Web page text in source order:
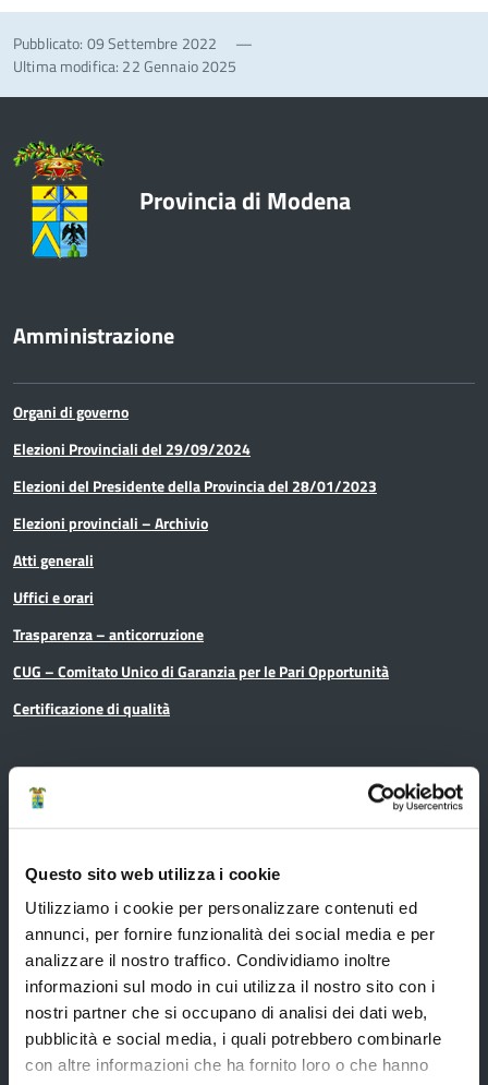
Questo sito web utilizza i cookie
Utilizziamo i cookie per personalizzare contenuti ed
annunci, per fornire funzionalità dei social media e per
analizzare il nostro traffico. Condividiamo inoltre
informazioni sul modo in cui utilizza il nostro sito con i
nostri partner che si occupano di analisi dei dati web,
pubblicità e social media, i quali potrebbero combinarle
con altre informazioni che ha fornito loro o che hanno
Pubblicato: 09 Settembre 2022
—
Ultima modifica: 22 Gennaio 2025
Provincia di Modena
Amministrazione
Organi di governo
Elezioni Provinciali del 29/09/2024
Elezioni del Presidente della Provincia del 28/01/2023
Elezioni provinciali – Archivio
Atti generali
Uffici e orari
Trasparenza – anticorruzione
CUG – Comitato Unico di Garanzia per le Pari Opportunità
Certificazione di qualità
Servizi
Servizi online
Modulistica
Strumenti di Tutela Amministrativa e Giurisdizionale
Difensore Civico
Archivio e Biblioteca